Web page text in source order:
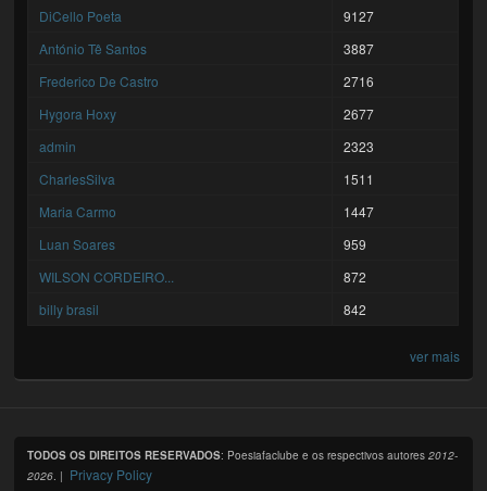
DiCello Poeta
9127
António Tê Santos
3887
Frederico De Castro
2716
Hygora Hoxy
2677
admin
2323
CharlesSilva
1511
Maria Carmo
1447
Luan Soares
959
WILSON CORDEIRO...
872
billy brasil
842
ver mais
TODOS OS DIREITOS RESERVADOS: Poesiafaclube e os respectivos autores2012-
2026 . | Privacy Policy